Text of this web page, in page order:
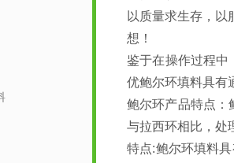
以 质量求生存，以
想！
鉴于在操作过程中
优鲍尔环填料具有
鲍尔环产品特点：
与拉西环相比，处
特点:鲍尔环填料